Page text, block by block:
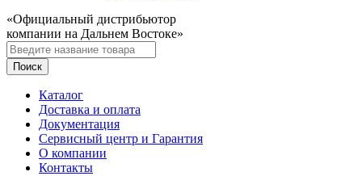
«Официальный дистрибьютор
компании на Дальнем Востоке»
Каталог
Доставка и оплата
Документация
Сервисный центр и Гарантия
О компании
Контакты